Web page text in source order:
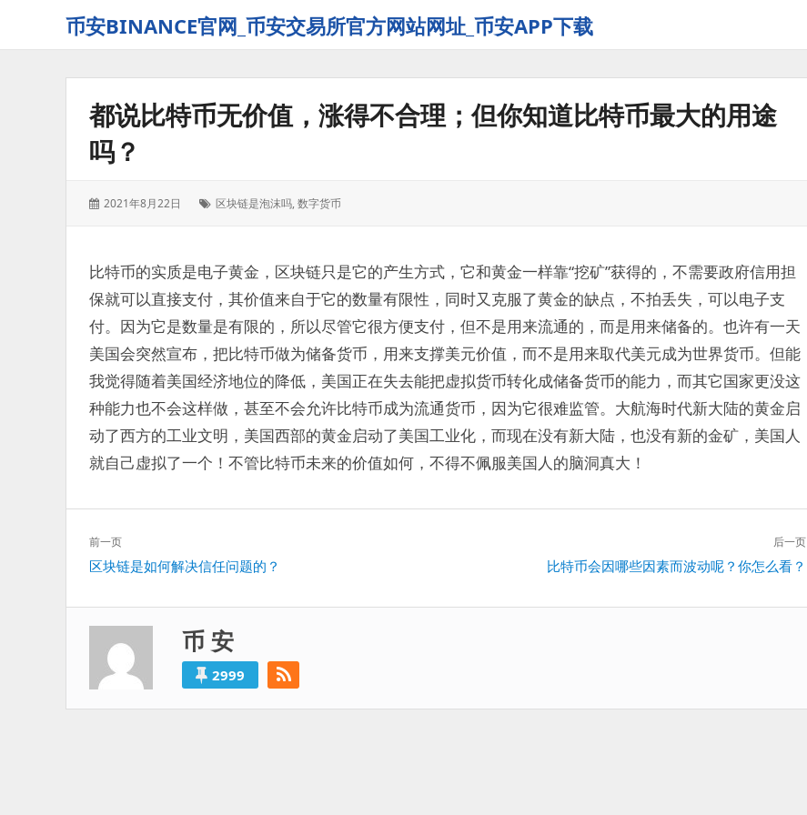
币安BINANCE官网_币安交易所官方网站网址_币安APP下载
都说比特币无价值，涨得不合理；但你知道比特币最大的用途
吗？
发
2021年8月22日
标
区块链是泡沫吗,数字货币
比特币的实质是电子黄金，区块链只是它的产生方式，它和黄金一样靠“挖矿”获得的，不需要政府信用担
保就可以直接支付，其价值来自于它的数量有限性，同时又克服了黄金的缺点，不拍丢失，可以电子支
付。因为它是数量是有限的，所以尽管它很方便支付，但不是用来流通的，而是用来储备的。也许有一天
美国会突然宣布，把比特币做为储备货币，用来支撑美元价值，而不是用来取代美元成为世界货币。但能
我觉得随着美国经济地位的降低，美国正在失去能把虚拟货币转化成储备货币的能力，而其它国家更没这
种能力也不会这样做，甚至不会允许比特币成为流通货币，因为它很难监管。大航海时代新大陆的黄金启
动了西方的工业文明，美国西部的黄金启动了美国工业化，而现在没有新大陆，也没有新的金矿，美国人
就自己虚拟了一个！不管比特币未来的价值如何，不得不佩服美国人的脑洞真大！
文
章
导
航
前一页
上
篇：
区块链是如何解决信任问题的？
后一页
篇：
比特币会因哪些因素而波动呢？你怎么看？
币 安
2999